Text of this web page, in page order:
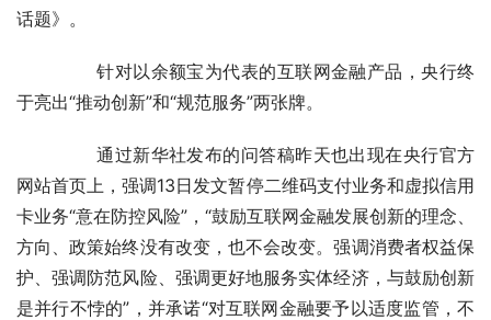
话题》。
于亮出“推动创新”和“规范服务”两张牌。
网站首页上，强调13日发文暂停二维码支付业务和虚拟信用
卡业务“意在防控风险”，“鼓励互联网金融发展创新的理念、
方向、政策始终没有改变，也不会改变。强调消费者权益保
护、强调防范风险、强调更好地服务实体经济，与鼓励创新
是并行不悖的”，并承诺“对互联网金融要予以适度监管，不